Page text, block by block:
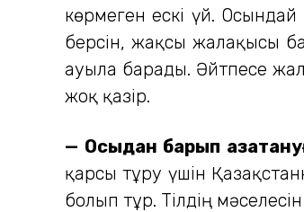
көрмеген ескі үй. Осындай
берсін, жақсы жалақысы
ауылға барады. Әйтпесе
жоқ қазір.
— Осыдан барып
қарсы тұру үшін
болып тұр. Тілдің